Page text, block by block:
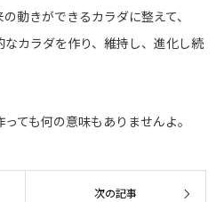
動きができるカラダに整えて、
カラダを作り、維持し、進化し続
ても何の意味もありませんよ。
次の記事